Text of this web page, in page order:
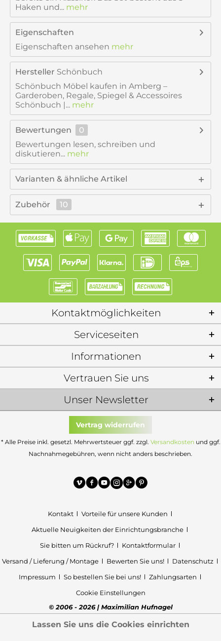
Haken und... mehr
Eigenschaften
Eigenschaften ansehen mehr
Hersteller Schönbuch
Schönbuch Möbel kaufen in Amberg –
Garderoben, Regale, Spiegel & Accessoires
Schönbuch |... mehr
Bewertungen
0
Bewertungen lesen, schreiben und
diskutieren... mehr
Varianten & ähnliche Artikel
Zubehör 10
Kontaktmöglichkeiten
Serviceseiten
Informationen
Unser Newsletter
Vertrauen Sie uns
Vertrag widerrufen
* Alle Preise inkl. gesetzl. Mehrwertsteuer ggf. zzgl. Versandkosten und ggf.
Nachnahmegebühren, wenn nicht anders beschrieben.
Kontakt
Vorteile für unsere Kunden
Aktuelle Neuigkeiten der Einrichtungsbranche
Sie bitten um Rückruf?
Kontaktformular
Versand / Lieferung / Montage
Bewerten Sie uns!
Datenschutz
Impressum
So bestellen Sie bei uns!
Zahlungsarten
Cookie Einstellungen
© 2006 - 2026 | Maximilian Hufnagel
Lassen Sie uns die Cookies einrichten